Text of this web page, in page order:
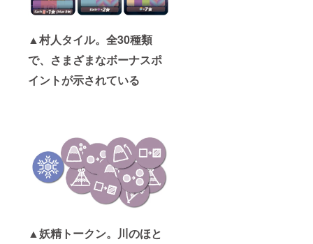
▲村人タイル。全30種類
で、さまざまなボーナスポ
イントが示されている
▲妖精トークン。川のほと